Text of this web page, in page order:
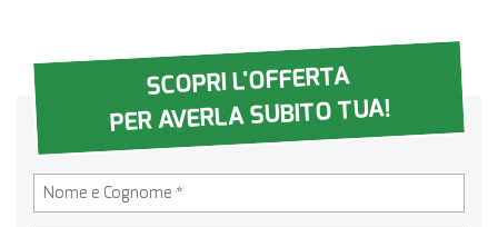
SCOPRI L'OFFERTA
PER AVERLA SUBITO TUA!